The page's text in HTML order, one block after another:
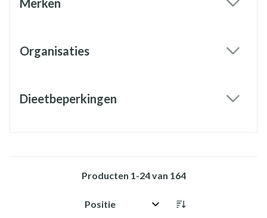
Merken
Organisaties
Dieetbeperkingen
Producten 1-24van 164
Sorteer op: